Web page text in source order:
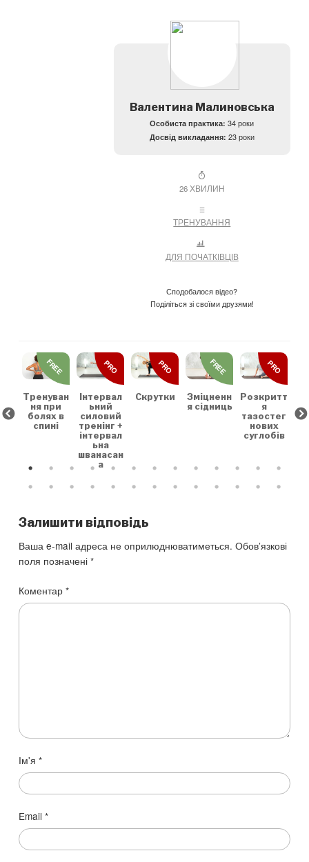
Валентина Малиновська
Особиста практика: 34 роки
Досвід викладання: 23 роки
26 ХВИЛИН
ТРЕНУВАННЯ
ДЛЯ ПОЧАТКІВЦІВ
Сподобалося відео?
Поділіться зі своїми друзями!
Тренуван
ня при
болях в
спині
FREE
Інтервал
ьний
силовий
тренінг +
інтервал
ьна
шванасан
а
PRO
Скрутки
PRO
Зміцненн
я сідниць
FREE
Розкритт
я
тазостег
нових
суглобів
PRO
Залишити відповідь
Ваша e-mail адреса не оприлюднюватиметься. Обов’язкові
поля позначені*
Коментар*
Ім'я*
Email*